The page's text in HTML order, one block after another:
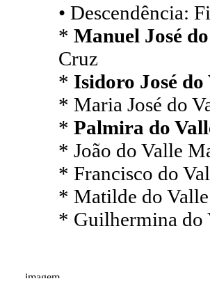
• Descendência:
* Manuel José
Cruz
* Isidoro José
* Maria José do
* Palmira do
* João do Valle
* Francisco do
* Matilde do
* Guilhermina do